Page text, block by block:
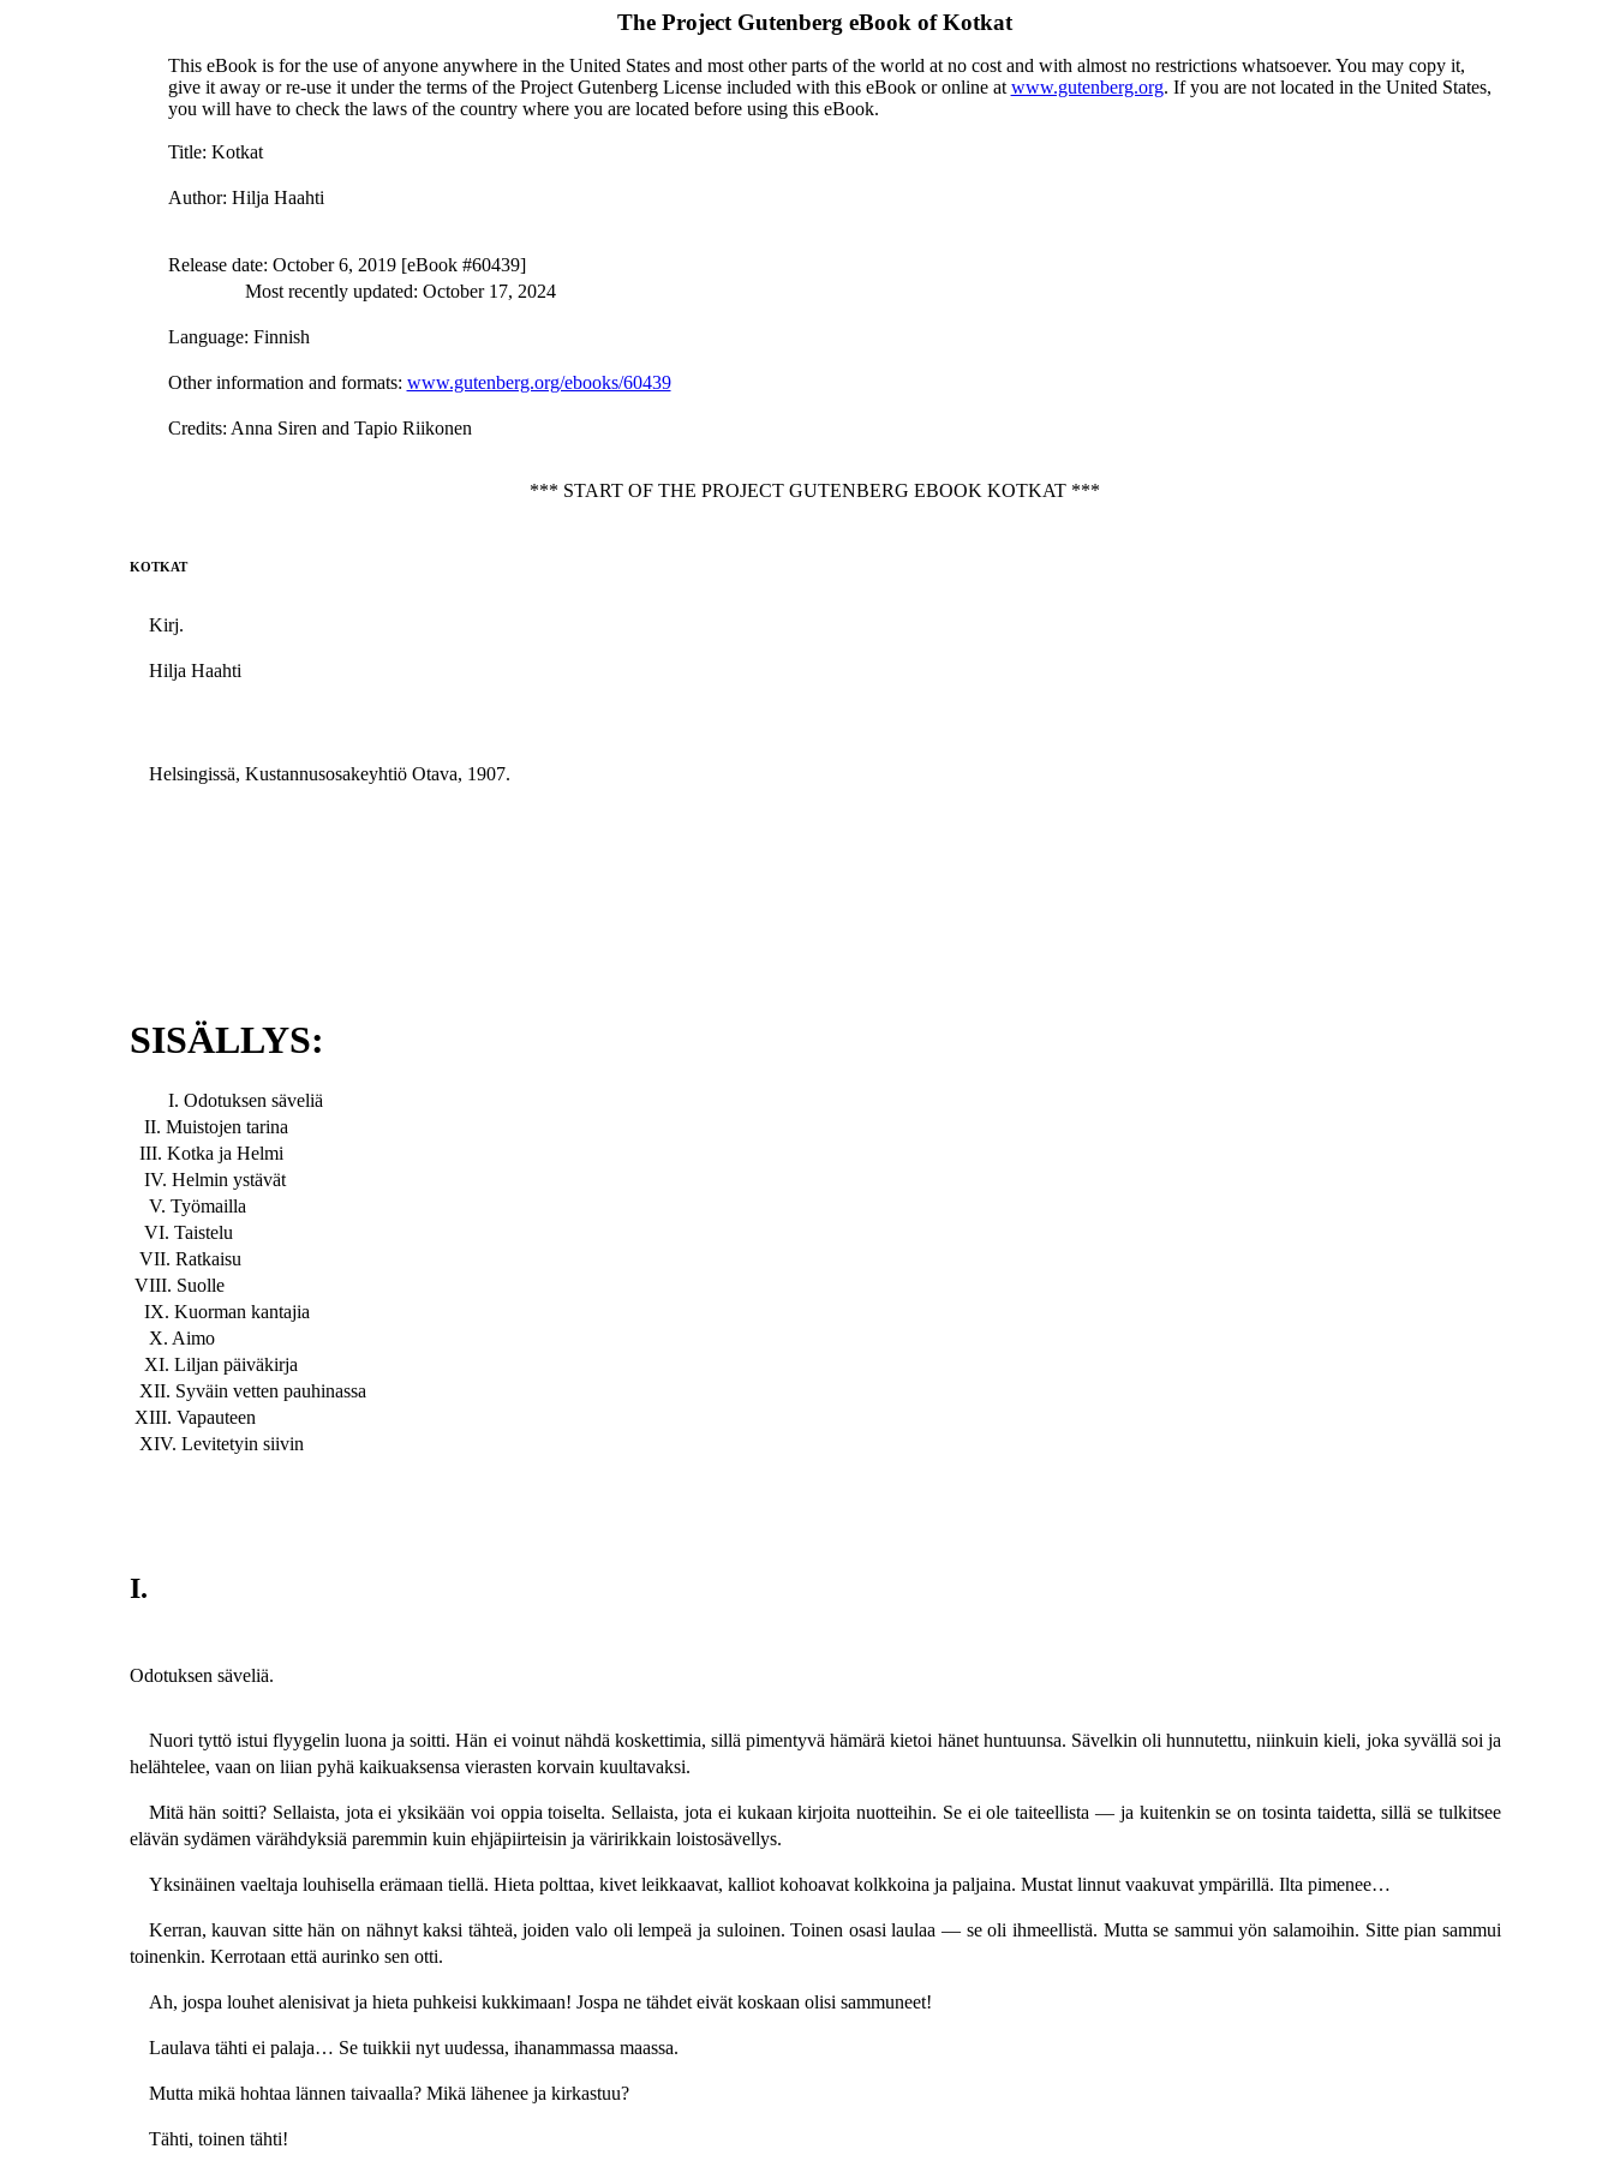
The Project Gutenberg eBook ofKotkat
This eBook is for the use of anyone anywhere in the United States and most other parts of the world at no cost and with almost no restrictions whatsoever. You may copy it,
give it away or re-use it under the terms of the Project Gutenberg License included with this eBook or online at www.gutenberg.org. If you are not located in the United States,
you will have to check the laws of the country where you are located before using this eBook.
Title: Kotkat
Author: Hilja Haahti
Release date: October 6, 2019 [eBook #60439]
Most recently updated: October 17, 2024
Language: Finnish
Other information and formats: www.gutenberg.org/ebooks/60439
Credits: Anna Siren and Tapio Riikonen
*** START OF THE PROJECT GUTENBERG EBOOK KOTKAT ***
KOTKAT
Kirj.
Hilja Haahti
Helsingissä, Kustannusosakeyhtiö Otava, 1907.
SISÄLLYS:
I. Odotuksen säveliä
II. Muistojen tarina
III. Kotka ja Helmi
IV. Helmin ystävät
V. Työmailla
VI. Taistelu
VII. Ratkaisu
VIII. Suolle
IX. Kuorman kantajia
X. Aimo
XI. Liljan päiväkirja
XII. Syväin vetten pauhinassa
XIII. Vapauteen
XIV. Levitetyin siivin
I.
Odotuksen säveliä.
Nuori tyttö istui flyygelin luona ja soitti. Hän ei voinut nähdä koskettimia, sillä pimentyvä hämärä kietoi hänet huntuunsa. Sävelkin oli hunnutettu, niinkuin kieli, joka syvällä soi ja
helähtelee, vaan on liian pyhä kaikuaksensa vierasten korvain kuultavaksi.
Mitä hän soitti? Sellaista, jota ei yksikään voi oppia toiselta. Sellaista, jota ei kukaan kirjoita nuotteihin. Se ei ole taiteellista — ja kuitenkin se on tosinta taidetta, sillä se tulkitsee
elävän sydämen värähdyksiä paremmin kuin ehjäpiirteisin ja väririkkain loistosävellys.
Yksinäinen vaeltaja louhisella erämaan tiellä. Hieta polttaa, kivet leikkaavat, kalliot kohoavat kolkkoina ja paljaina. Mustat linnut vaakuvat ympärillä. Ilta pimenee…
Kerran, kauvan sitte hän on nähnyt kaksi tähteä, joiden valo oli lempeä ja suloinen. Toinen osasi laulaa — se oli ihmeellistä. Mutta se sammui yön salamoihin. Sitte pian sammui
toinenkin. Kerrotaan että aurinko sen otti.
Ah, jospa louhet alenisivat ja hieta puhkeisi kukkimaan! Jospa ne tähdet eivät koskaan olisi sammuneet!
Laulava tähti ei palaja… Se tuikkii nyt uudessa, ihanammassa maassa.
Mutta mikä hohtaa lännen taivaalla? Mikä lähenee ja kirkastuu?
Tähti, toinen tähti!